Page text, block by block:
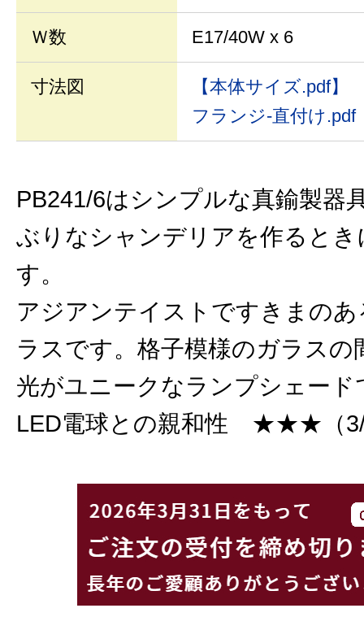
Ｗ数 E17/40W x 6
寸法図
【本体サイズ.pdf】
フランジ-直付け.pdf
PB241/6はシンプルな真鍮製器
ぶりなシャンデリアを作るとき
す。
アジアンテイストですきまの
ラスです。格子模様のガラスの
光がユニークなランプシェード
LED電球との親和性 ★★★（